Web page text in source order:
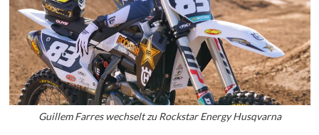
Guillem Farres wechselt zu Rockstar Energy Husqvarna